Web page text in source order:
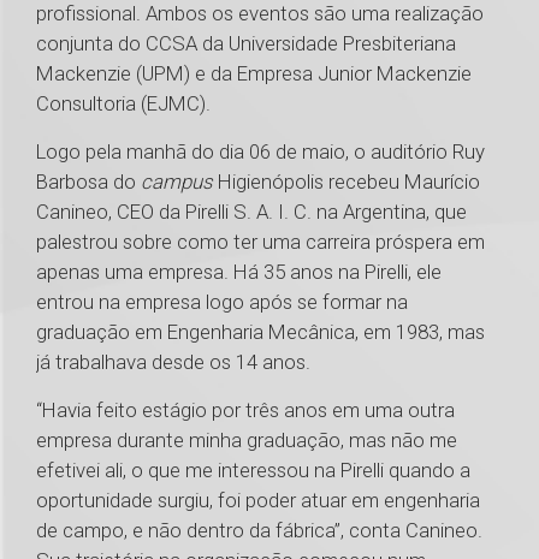
profissional. Ambos os eventos são uma realização
conjunta do CCSA da Universidade Presbiteriana
Mackenzie (UPM) e da Empresa Junior Mackenzie
Consultoria (EJMC).
Logo pela manhã do dia 06 de maio, o auditório Ruy
Barbosa do campus Higienópolis recebeu Maurício
Canineo, CEO da Pirelli S. A. I. C. na Argentina, que
palestrou sobre como ter uma carreira próspera em
apenas uma empresa. Há 35 anos na Pirelli, ele
entrou na empresa logo após se formar na
graduação em Engenharia Mecânica, em 1983, mas
já trabalhava desde os 14 anos.
“Havia feito estágio por três anos em uma outra
empresa durante minha graduação, mas não me
efetivei ali, o que me interessou na Pirelli quando a
oportunidade surgiu, foi poder atuar em engenharia
de campo, e não dentro da fábrica”, conta Canineo.